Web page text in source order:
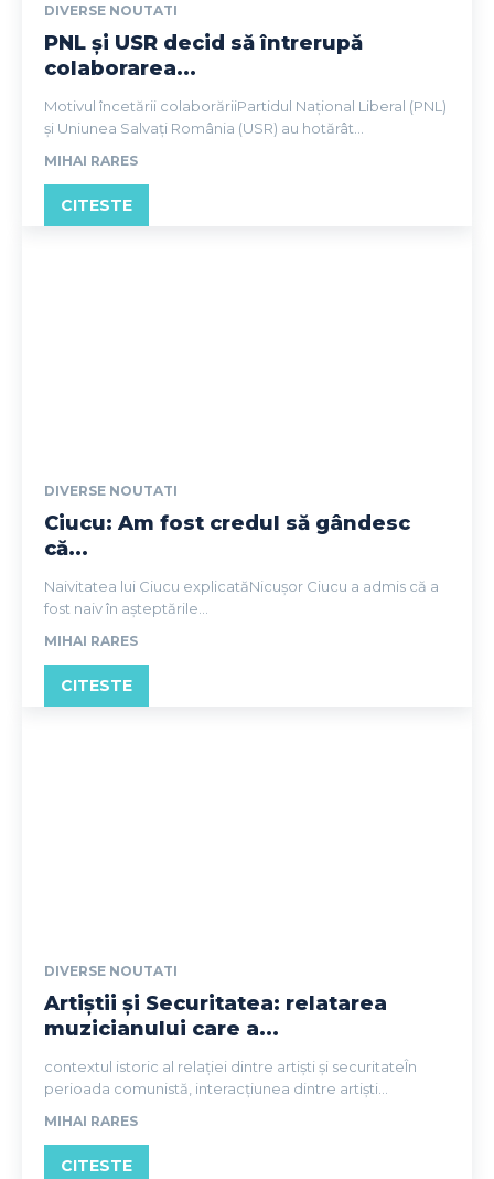
DIVERSE NOUTATI
PNL și USR decid să întrerupă
colaborarea...
Motivul încetării colaborăriiPartidul Național Liberal (PNL)
și Uniunea Salvați România (USR) au hotărât...
MIHAI RARES
CITESTE
DIVERSE NOUTATI
Ciucu: Am fost credul să gândesc
că...
Naivitatea lui Ciucu explicatăNicuşor Ciucu a admis că a
fost naiv în așteptările...
MIHAI RARES
CITESTE
DIVERSE NOUTATI
Artiștii și Securitatea: relatarea
muzicianului care a...
contextul istoric al relației dintre artiști și securitateÎn
perioada comunistă, interacțiunea dintre artiști...
MIHAI RARES
CITESTE